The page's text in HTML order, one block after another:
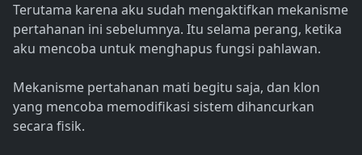
Terutama karena aku sudah mengaktifkan mekanisme
pertahanan ini sebelumnya. Itu selama perang, ketika
aku mencoba untuk menghapus fungsi pahlawan.
Mekanisme pertahanan mati begitu saja, dan klon
yang mencoba memodifikasi sistem dihancurkan
secara fisik.